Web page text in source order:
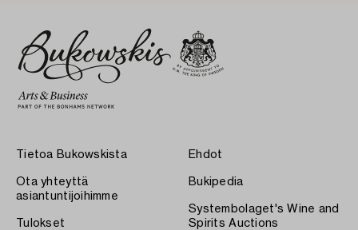
Tietoa Bukowskista
Ota yhteyttä
asiantuntijoihimme
Tulokset
Ehdot
Bukipedia
Systembolaget's Wine and
Spirits Auctions